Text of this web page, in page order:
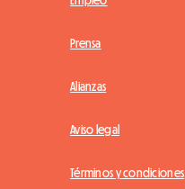
Prensa
Alianzas
Aviso legal
Términos y condiciones